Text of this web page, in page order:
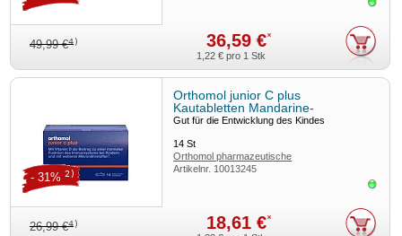
49,99 €4) 36,59 €*
1,22 € pro 1 Stk
Orthomol junior C plus
Kautabletten Mandarine-
Orange/Waldfrucht 14er-Packung
Gut für die Entwicklung des Kindes
14St
Orthomol pharmazeutische
Artikelnr. 10013245
26,99 €4) 18,61 €*
- 31% 2)